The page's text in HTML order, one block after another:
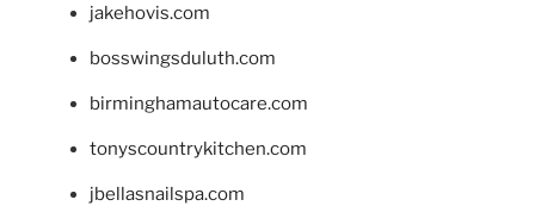
jakehovis.com
bosswingsduluth.com
birminghamautocare.com
tonyscountrykitchen.com
jbellasnailspa.com